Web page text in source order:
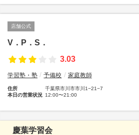
店舗公式
V．P．S．
3.03
学習塾・塾 予備校 家庭教師
住所
千葉県市川市市川1−21−7
本日の営業状況 12:00〜21:00
慶葉学習会